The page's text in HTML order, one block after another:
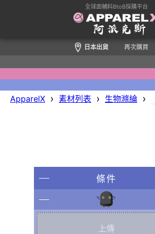
全球面輔料BtoB採購平台
日本出貨 再次購買
ApparelX › 素材列表 › 生物滌綸 ›
條件
上傳